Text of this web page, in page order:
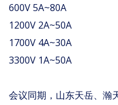
600V 5A~80A
1200V 2A~50A
1700V 4A~30A
3300V 1A~50A
会议同期，山东天岳、瀚